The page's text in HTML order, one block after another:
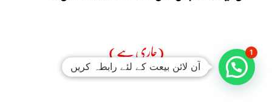
(جاری ہے)
آن لائن بیعت کے لئے رابطہ کریں
1